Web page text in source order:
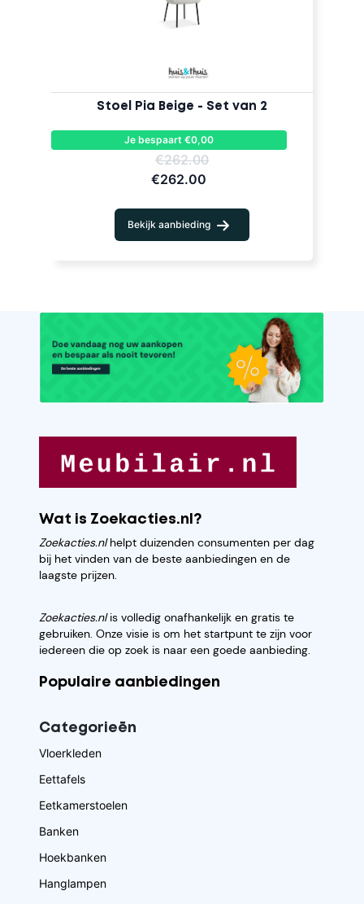
Stoel Pia Beige - Set van 2
Je bespaart €0,00
€262.00
€262.00
Bekijk aanbieding
Wat is Zoekacties.nl?
Zoekacties.nlhelpt duizenden consumenten per dag
bij het vinden van de beste aanbiedingen en de
laagste prijzen.
Zoekacties.nlis volledig onafhankelijk en gratis te
gebruiken. Onze visie is om het startpunt te zijn voor
iedereen die op zoek is naar een goede aanbieding.
Populaire aanbiedingen
Categorieēn
Vloerkleden
Eettafels
Eetkamerstoelen
Banken
Hoekbanken
Hanglampen